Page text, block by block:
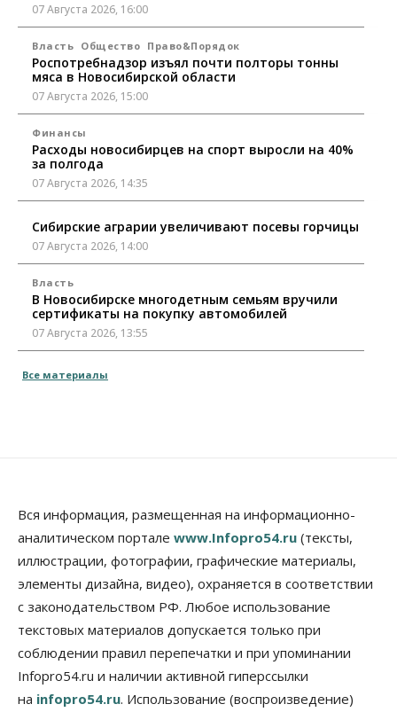
07 Августа 2026, 16:00
Власть Общество Право&Порядок
Роспотребнадзор изъял почти полторы тонны
мяса в Новосибирской области
07 Августа 2026, 15:00
Финансы
Расходы новосибирцев на спорт выросли на 40%
за полгода
07 Августа 2026, 14:35
Сибирские аграрии увеличивают посевы горчицы
07 Августа 2026, 14:00
Власть
В Новосибирске многодетным семьям вручили
сертификаты на покупку автомобилей
07 Августа 2026, 13:55
Треть автовладельцев в Новосибирской области
07 Августа 2026, 12:35
Общество
Синоптики рассказали о погоде в Новосибирске
на выходных
07 Августа 2026, 12:00
Жители Новосибирска смогут добровольно
повысить свою пенсию
07 Августа 2026, 11:30
Все материалы
Вся информация, размещенная на информационно-
аналитическом портале www.Infopro54.ru (тексты,
иллюстрации, фотографии, графические материалы,
элементы дизайна, видео), охраняется в соответствии
с законодательством РФ. Любое использование
текстовых материалов допускается только при
соблюдении правил перепечатки и при упоминании
Infopro54.ru и наличии активной гиперссылки
на infopro54.ru. Использование (воспроизведение)